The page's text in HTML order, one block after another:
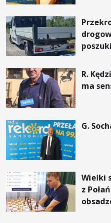
R.
ma
G.
Wielki
z